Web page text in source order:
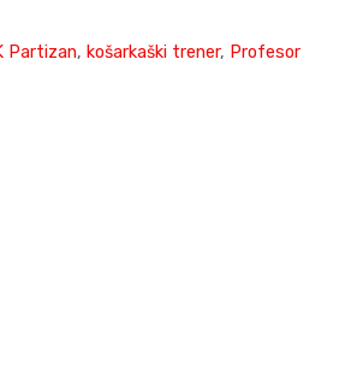
Partizan,košarkaški trener, Profesor